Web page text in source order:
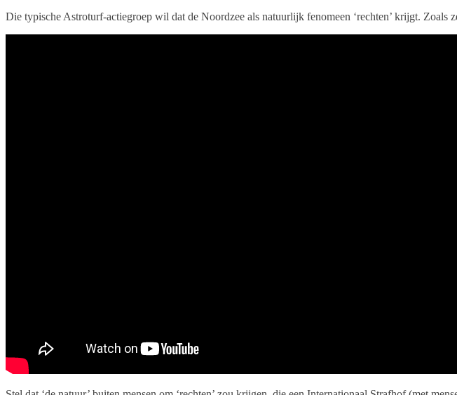
Die typische Astroturf-actiegroep wil dat de Noordzee als natuurlijk fenomeen ‘rechten’ krijgt. Zoals